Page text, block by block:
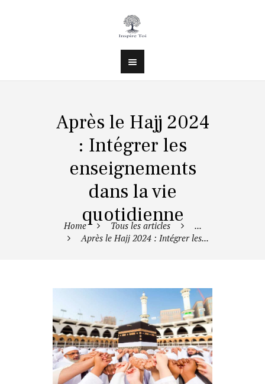
Après le Hajj 2024
: Intégrer les
enseignements
dans la vie
quotidienne
Home Tous les articles
...
Après le Hajj 2024 : Intégrer les...